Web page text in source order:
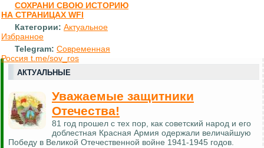
СОХРАНИ СВОЮ ИСТОРИЮ
НА СТРАНИЦАХ WFI
Категории: Актуальное
Избранное
Telegram: Современная
Россия t.me/sov_ros
АКТУАЛЬНЫЕ
Уважаемые защитники
Отечества!
81 год прошел с тех пор, как советский народ и его
доблестная Красная Армия одержали величайшую
Победу в Великой Отечественной войне 1941-1945 годов.